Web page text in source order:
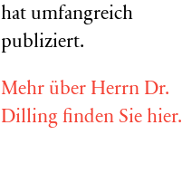
hat umfangreich
publiziert.
Mehr über Herrn Dr.
Dilling finden Sie hier.